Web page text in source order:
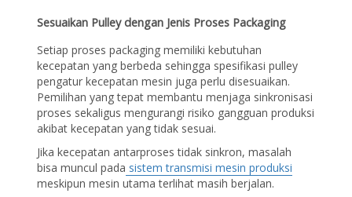
Sesuaikan Pulley dengan Jenis Proses Packaging
Setiap proses packaging memiliki kebutuhan
kecepatan yang berbeda sehingga spesifikasi pulley
pengatur kecepatan mesin juga perlu disesuaikan.
Pemilihan yang tepat membantu menjaga sinkronisasi
proses sekaligus mengurangi risiko gangguan produksi
akibat kecepatan yang tidak sesuai.
Jika kecepatan antarproses tidak sinkron, masalah
bisa muncul pada sistem transmisi mesin produksi
meskipun mesin utama terlihat masih berjalan.